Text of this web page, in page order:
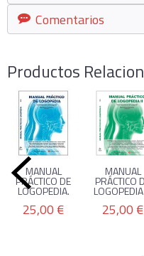
Comentarios
Productos
MANUAL
PRÁCTICO DE
LOGOPEDIA.
25,00 €
MANUAL
PRÁCTICO
25,00 €